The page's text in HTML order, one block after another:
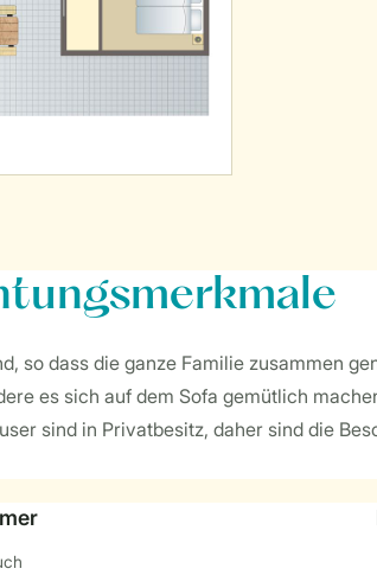
dass die ganze Familie zusammen
es sich auf dem Sofa gemütlich
sind in Privatbesitz, daher sind die